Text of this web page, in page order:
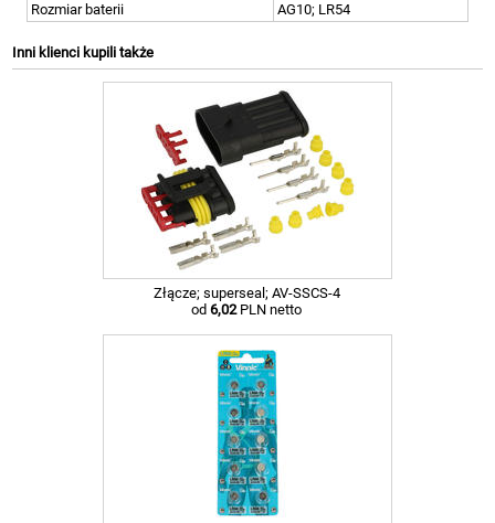
Rozmiar baterii
AG10; LR54
Inni klienci kupili także
Złącze; superseal; AV-SSCS-4
od 6,02PLN netto